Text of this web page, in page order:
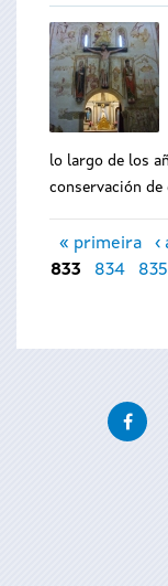
lo largo de los
conservación
Páginas
« primeira ‹
833
834 835